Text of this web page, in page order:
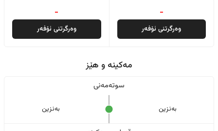
-
وەرگرتنی ئۆفەر
-
وەرگرتنی ئۆفەر
مەکینە و هێز
سوتەمەنی
بەنزین بەنزین